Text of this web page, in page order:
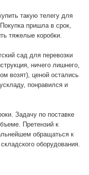
такую телегу для
пришла в срок,
тяжелые коробки.
сад для перевозки
ничего лишнего,
возят), ценой остались
понравился и
Задачу по поставке
Претензий к
обращаться к
оборудования.